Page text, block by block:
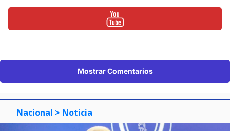
Mostrar Comentarios
Nacional > Noticia